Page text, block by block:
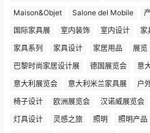
Maison&Objet
Salone del Mobile
国际家具展
室内装饰 室内设计 家
家具系列
家具设计 家居用品 展览
巴黎时尚家居设计展
德国展览会 意
意大利展览会
意大利米兰家具展 户
椅子设计
欧洲展览会 汉诺威展览会
灯具设计
灵感之旅 照明 照明产品